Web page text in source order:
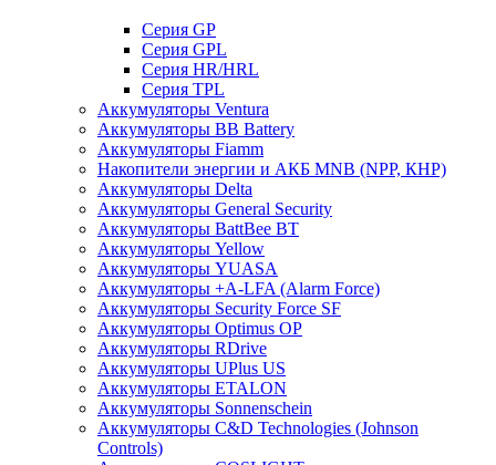
Cерия GP
Серия GPL
Серия HR/HRL
Серия TPL
Аккумуляторы Ventura
Аккумуляторы BB Battery
Аккумуляторы Fiamm
Накопители энергии и АКБ MNB (NPP, КНР)
Аккумуляторы Delta
Аккумуляторы General Security
Аккумуляторы BattBee BT
Аккумуляторы Yellow
Аккумуляторы YUASA
Аккумуляторы +A-LFA (Alarm Force)
Аккумуляторы Security Force SF
Аккумуляторы Optimus OP
Аккумуляторы RDrive
Аккумуляторы UPlus US
Аккумуляторы ETALON
Аккумуляторы Sonnenschein
Аккумуляторы С&D Technologies (Johnson
Controls)